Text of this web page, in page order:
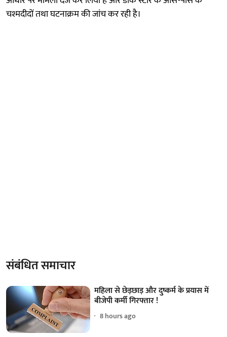
चश्मदीदों तथा घटनाक्रम की जांच कर रही है।
संबंधित समाचार
महिला से छेड़छाड़ और दुष्कर्म के प्रयास में
बीजेपी कर्मी गिरफ्तार !
8 hours ago